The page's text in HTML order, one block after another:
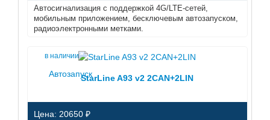
Автосигнализация с поддержкой 4G/LTE-сетей,
мобильным приложением, бесключевым автозапуском,
радиоэлектронными метками.
в наличии
АвтозапускStarLine A93 v2 2CAN+2LIN
Цена: 20650 ₽